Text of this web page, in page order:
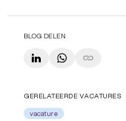
BLOG DELEN
LinkedInWhatsAppCopy link
GERELATEERDE VACATURES
vacature